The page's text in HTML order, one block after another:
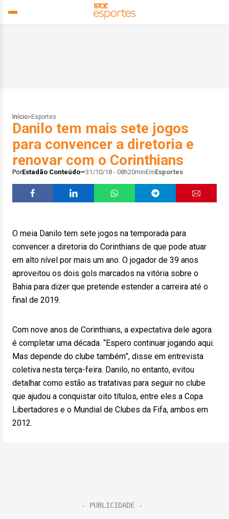
Início> Esportes
Danilo tem mais sete jogos
para convencer a diretoria e
renovar com o Corinthians
PorEstadão Conteúdo 31/10/18 - 08h20minEmEsportes
O meia Danilo tem sete jogos na temporada para
convencer a diretoria do Corinthians de que pode atuar
em alto nível por mais um ano. O jogador de 39 anos
aproveitou os dois gols marcados na vitória sobre o
Bahia para dizer que pretende estender a carreira até o
final de 2019.
Com nove anos de Corinthians, a expectativa dele agora
é completar uma década. “Espero continuar jogando aqui.
Mas depende do clube também”, disse em entrevista
coletiva nesta terça-feira. Danilo, no entanto, evitou
detalhar como estão as tratativas para seguir no clube
que ajudou a conquistar oito títulos, entre eles a Copa
Libertadores e o Mundial de Clubes da Fifa, ambos em
2012.